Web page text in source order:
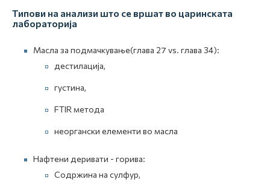
Типови на анализи што се вршат во царинската
лабораторија
Масла за подмачкување(глава 27 vs. глава 34):
дестилација,
густина,
FTIR метода
неоргански елементи во масла
Нафтени деривати - горива:
Содржина на сулфур,